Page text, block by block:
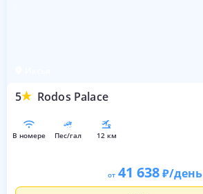
5 Rodos Palace
в номере пес/гал 12 км
от 41 638 /день